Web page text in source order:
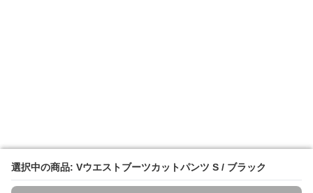
選択中の商品: Vウエストブーツカットパンツ S / ブラック
選択中の商品: Vウエストブーツカットパンツ S / ブラック